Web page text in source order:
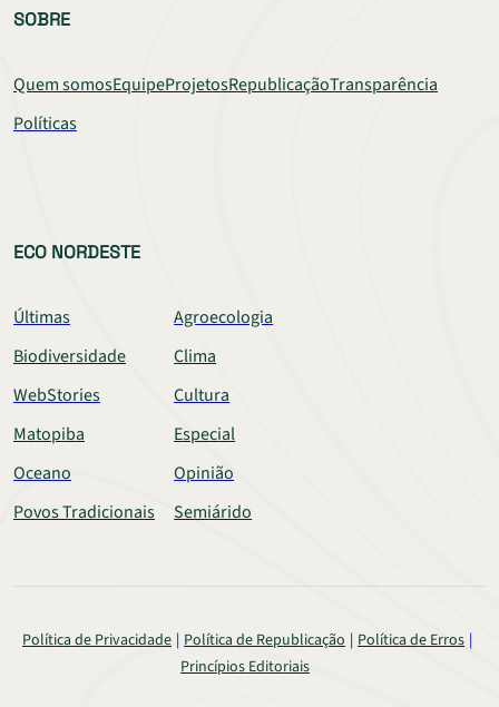
SOBRE
Quem somosEquipeProjetosRepublicaçãoTransparência
Políticas
ECO NORDESTE
Últimas
Agroecologia
Biodiversidade
Clima
WebStories
Cultura
Matopiba
Especial
Oceano
Opinião
Povos Tradicionais
Semiárido
Política de Privacidade Política de Republicação
Política de Erros
Princípios Editoriais